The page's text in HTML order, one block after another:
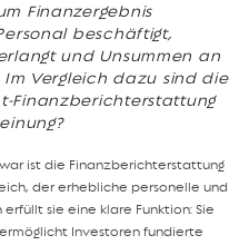
Finanzergebnis
beschäftigt,
und Unsummen an
Im Vergleich dazu sind die
Finanzberichterstattung
ist die Finanzberichterstattung
der erhebliche personelle und
sie eine klare Funktion: Sie
Investoren fundierte